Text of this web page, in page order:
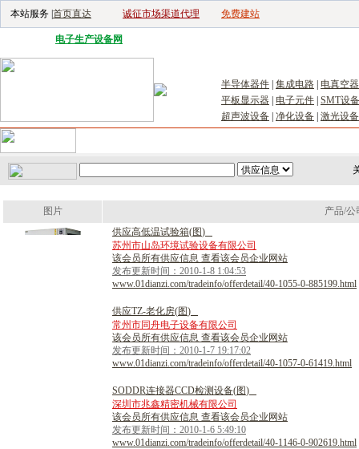
本站服务 | 首页直达 诚征市场渠道代理 免费建站
电子生产设备网
半导体器件 集成电路
电真空
平板显示器
电子元件 SMT设备
超声波设备 净化设备 激光设备
图片
产品/公
供应高低温试验箱(图)
苏州市山岛环境试验设备有限公司
该会员所有供应信息 查看该会员企业网站
发布更新时间：2010-1-8 1:04:53
www.01dianzi.com/tradeinfo/offerdetail/40-1055-0-885199.html
供应TZ-老化房(图)
常州市同舟电子设备有限公司
该会员所有供应信息 查看该会员企业网站
发布更新时间：2010-1-7 19:17:02
www.01dianzi.com/tradeinfo/offerdetail/40-1057-0-61419.html
SODDR连接器CCD检测设备(图)
深圳市兆鑫精密机械有限公司
该会员所有供应信息 查看该会员企业网站
发布更新时间：2010-1-6 5:49:10
www.01dianzi.com/tradeinfo/offerdetail/40-1146-0-902619.html